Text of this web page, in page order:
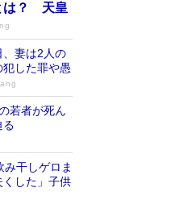
は？ 天皇
、妻は2人の
した罪や愚
若者が死ん
る
干しゲロま
した」子供